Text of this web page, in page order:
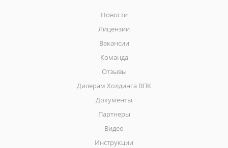
Новости
Лицензии
Вакансии
Команда
Отзывы
Дилерам Холдинга ВПК
Документы
Партнеры
Видео
Инструкции